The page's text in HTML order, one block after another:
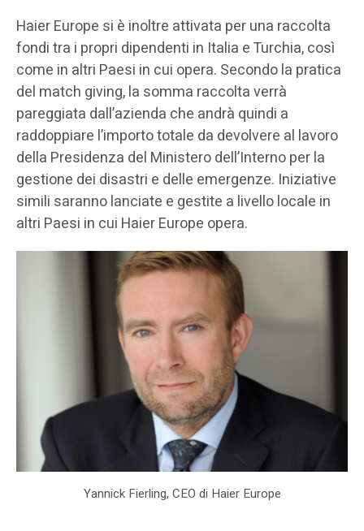
Haier Europe si è inoltre attivata per una raccolta
fondi tra i propri dipendenti in Italia e Turchia, così
come in altri Paesi in cui opera. Secondo la pratica
del match giving, la somma raccolta verrà
pareggiata dall’azienda che andrà quindi a
raddoppiare l’importo totale da devolvere al lavoro
della Presidenza del Ministero dell’Interno per la
gestione dei disastri e delle emergenze. Iniziative
simili saranno lanciate e gestite a livello locale in
altri Paesi in cui Haier Europe opera.
Yannick Fierling, CEO di Haier Europe